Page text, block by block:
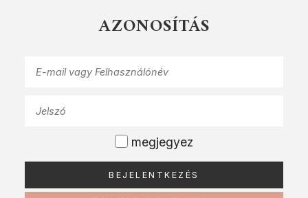
AZONOSÍTÁS
megjegyez